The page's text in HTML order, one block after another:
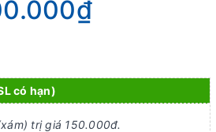
có hạn)
trị giá 150.000đ.